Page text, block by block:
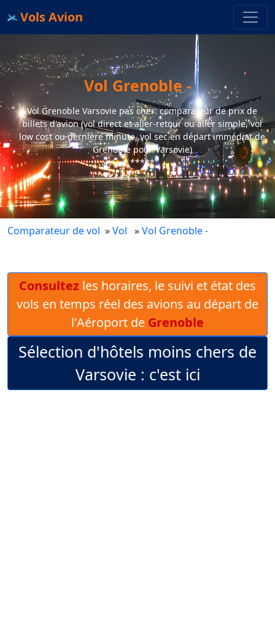
Vols Avion
Vol Grenoble -
Vol Grenoble Varsovie pas cher: comparateur de prix de
billets d'avion (vol direct et aller-retour ou aller simple, vol
low cost ou dernière minute, vol sec en départ immédiat de
Grenoble pour Varsovie)
*****
Comparateur de vol »Vol »Vol Grenoble -
Consultez les horaires, le suivi et état des
vols en temps réel des avions au départ de
l'Aéroport de Grenoble
Sélection d'hôtels moins chers de
Varsovie : c'est ici